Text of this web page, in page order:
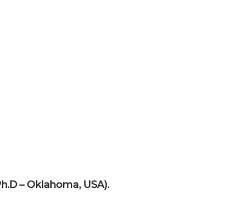
– Oklahoma, USA).